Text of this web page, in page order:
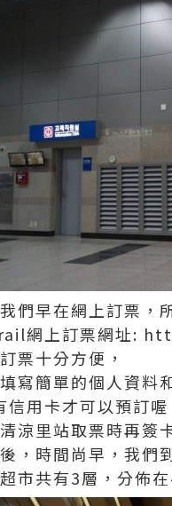
們早在網上訂票
網上訂票網址:
票十分方便，
寫簡單的個人資料
信用卡才可以預訂喔
涼里站取票時再簽
，時間尚早，我
市共有3層，分佈